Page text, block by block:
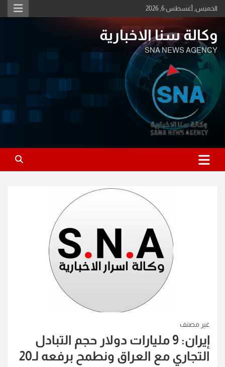
Skip
to
الخميس, أغسطس 6, 2026
وكالة سنا الاخبارية
SNA NEWS AGENCY
غير مصنف
إيران: 9 مليارات دولار حجم التبادل
التجاري مع العراق ونطمح برفعه لـ20